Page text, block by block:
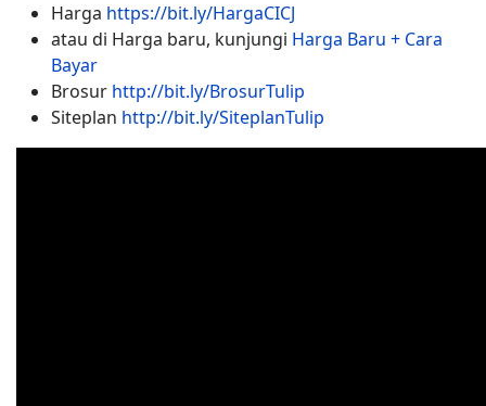
Harga https://bit.ly/HargaCICJ
atau di Harga baru, kunjungi Harga Baru + Cara
Bayar
Brosur http://bit.ly/BrosurTulip
Siteplan http://bit.ly/SiteplanTulip